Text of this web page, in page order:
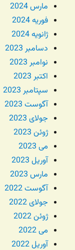
مارس 2024
فوریه 2024
ژانویه 2024
دسامبر 2023
نوامبر 2023
اکتبر 2023
سپتامبر 2023
آگوست 2023
جولای 2023
ژوئن 2023
می 2023
آوریل 2023
مارس 2023
آگوست 2022
جولای 2022
ژوئن 2022
می 2022
آوریل 2022